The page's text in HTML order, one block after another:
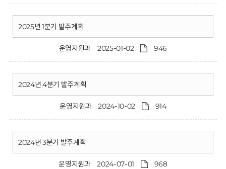
2025년 1분기 발주계획
운영지원과 2025-01-02 946
2024년 4분기 발주계획
운영지원과 2024-10-02 914
2024년 3분기 발주계획
운영지원과 2024-07-01 968